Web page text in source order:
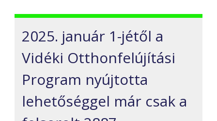
2025. január 1-jétől a
Vidéki Otthonfelújítási
Program nyújtotta
lehetőséggel már csak a